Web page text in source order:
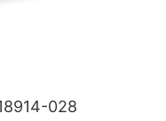
028